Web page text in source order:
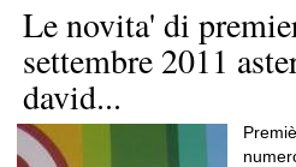
Le novita' di
settembre 2011
david...